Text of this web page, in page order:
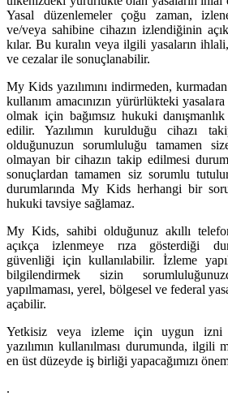
Yasal düzenlemeler çoğu zaman,
ve/veya sahibine cihazın izlendiğinin
kılar. Bu kuralın veya ilgili yasaların
ve cezalar ile sonuçlanabilir.
My Kids yazılımını indirmeden,
kullanım amacınızın yürürlükteki
olmak için bağımsız hukuki
edilir. Yazılımın kurulduğu cihazı
olduğunuzun sorumluluğu tamamen
olmayan bir cihazın takip edilmesi
sonuçlardan tamamen siz sorumlu
durumlarında My Kids herhangi bir
hukuki tavsiye sağlamaz.
My Kids, sahibi olduğunuz akıllı
açıkça izlenmeye rıza gösterdiği
güvenliği için kullanılabilir. İzleme
bilgilendirmek sizin
yapılmaması, yerel, bölgesel ve federal
açabilir.
Yetkisiz veya izleme için uygun izni
yazılımın kullanılması durumunda, ilgili
en üst düzeyde iş birliği yapacağımızı
.